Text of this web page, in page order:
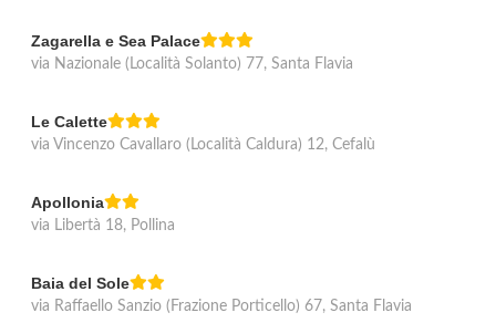
Zagarella e Sea Palace
via Nazionale (Località Solanto) 77, Santa Flavia
Le Calette
via Vincenzo Cavallaro (Località Caldura) 12, Cefalù
Apollonia
via Libertà 18, Pollina
Baia del Sole
via Raffaello Sanzio (Frazione Porticello) 67, Santa Flavia